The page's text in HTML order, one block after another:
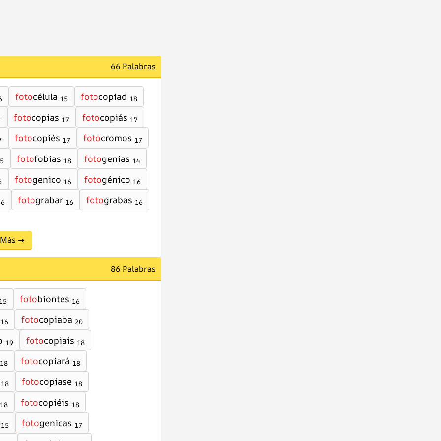
66 Palabras
fotocélula 15 fotocopiad 18
fotocopias 17 fotocopiás 17
fotocopiés 17 fotocromos 17
fotofobias 18 fotogenias 14
fotogenico 16 fotogénico 16
fotograbar 16 fotograbas 16
Más →
86 Palabras
fotobiontes 16
16 fotocopiaba 20
19 fotocopiais 18
18 fotocopiará 18
18 fotocopiase 18
18 fotocopiéis 18
15 fotogenicas 17